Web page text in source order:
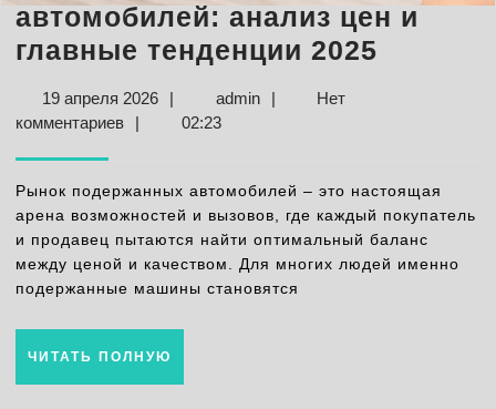
автомобилей: анализ цен и
главные тенденции 2025
цен
и
19 апреля 202619
апреля
| adminadmin
|
Нет
комментариев
| 02:23
Рынок подержанных автомобилей – это настоящая
арена возможностей и вызовов, где каждый покупатель
и продавец пытаются найти оптимальный баланс
между ценой и качеством. Для многих людей именно
подержанные машины становятся
ЧИТАТЬ ПОЛНУЮ